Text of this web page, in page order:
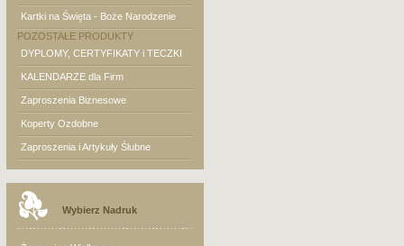
Kartki na Święta - Boże Narodzenie
POZOSTAŁE PRODUKTY
DYPLOMY, CERTYFIKATY i TECZKI
KALENDARZE dla Firm
Zaproszenia Biznesowe
Koperty Ozdobne
Zaproszenia i Artykuły Ślubne
Wybierz Nadruk